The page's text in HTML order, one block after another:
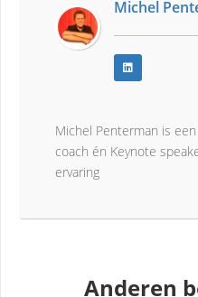
Michel
Michel Penterman is
coach én Keynote
ervaring
Anderen